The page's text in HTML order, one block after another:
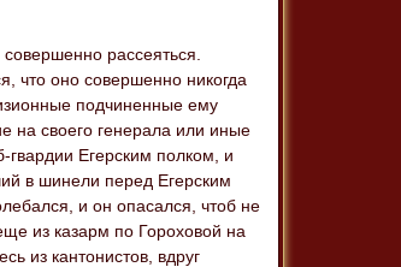
рассеяться.
что оно совершенно никогда
подчиненные ему
на своего генерала или иные
Егерским полком, и
в шинели перед Егерским
и он опасался, чтоб не
из казарм по Гороховой на
из кантонистов, вдруг